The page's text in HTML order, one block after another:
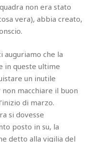
non era stato
vera), abbia creato,
auguriamo che la
in queste ultime
un inutile
macchiare il buon
di marzo.
si dovesse
posto in su, la
detto alla vigilia del